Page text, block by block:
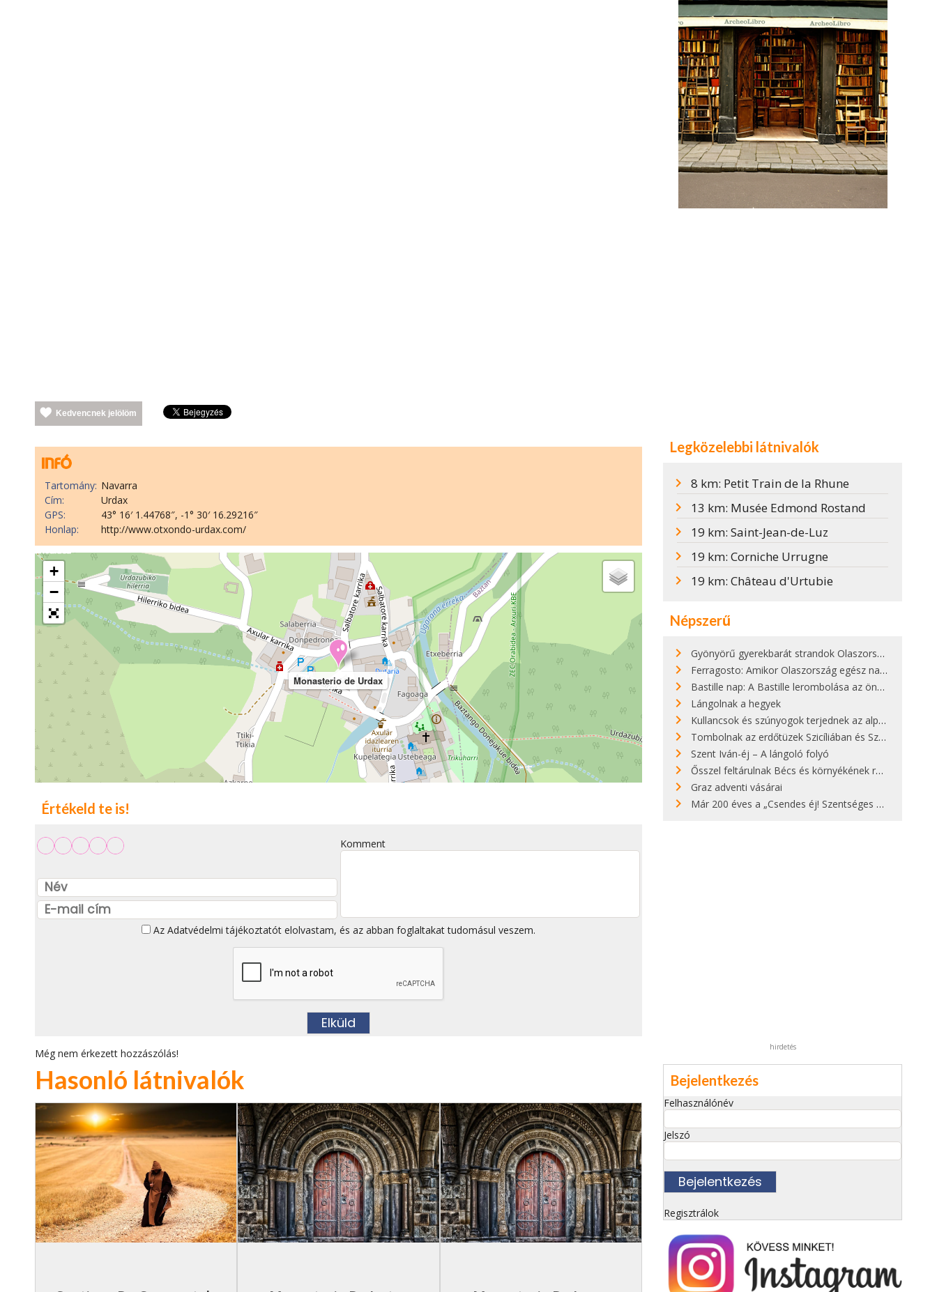
Kedvencnek jelölöm
Tartomány: Navarra
Cím:
Urdax
GPS:
43° 16′ 1.44768″, -1° 30′ 16.29216″
Honlap:
http://www.otxondo-urdax.com/
Monasterio de Urdax
+
−
Értékeld te is!
Komment
Az Adatvédelmi tájékoztatót elolvastam, és az abban foglaltakat tudomásul veszem.
Még nem érkezett hozzászólás!
Hasonló látnivalók
Legközelebbi látnivalók
8 km: Petit Train de la Rhune
13 km: Musée Edmond Rostand
19 km: Saint-Jean-de-Luz
19 km: Corniche Urrugne
19 km: Château d'Urtubie
Népszerű
Gyönyörű gyerekbarát strandok Olaszországban - megmutatjuk a 15 legjobbat
Ferragosto: Amikor Olaszország egész nap nyaral
Bastille nap: A Bastille lerombolása az önkényuralom végét jelentette
Lángolnak a hegyek
Kullancsok és szúnyogok terjednek az alpesi legelőkön
Tombolnak az erdőtüzek Szicíliában és Szardínián
Szent Iván-éj – A lángoló folyó
Ősszel feltárulnak Bécs és környékének rendkívüli építészeti kincsei
Graz adventi vásárai
Már 200 éves a „Csendes éj! Szentséges éj!”
hirdetés
Bejelentkezés
Felhasználónév
Jelszó
Regisztrálok